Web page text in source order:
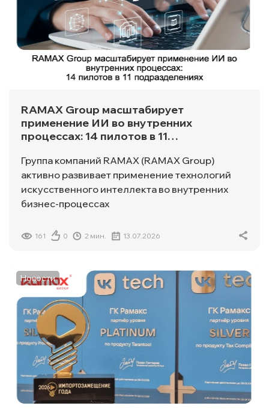
RAMAX Group масштабирует
применение ИИ во внутренних
процессах: 14 пилотов в 11
Группа компаний RAMAX (RAMAX Group)
активно развивает применение технологий
искусственного интеллекта во внутренних
бизнес-процессаx
161 0 2 мин. 13.07.2026
Новости